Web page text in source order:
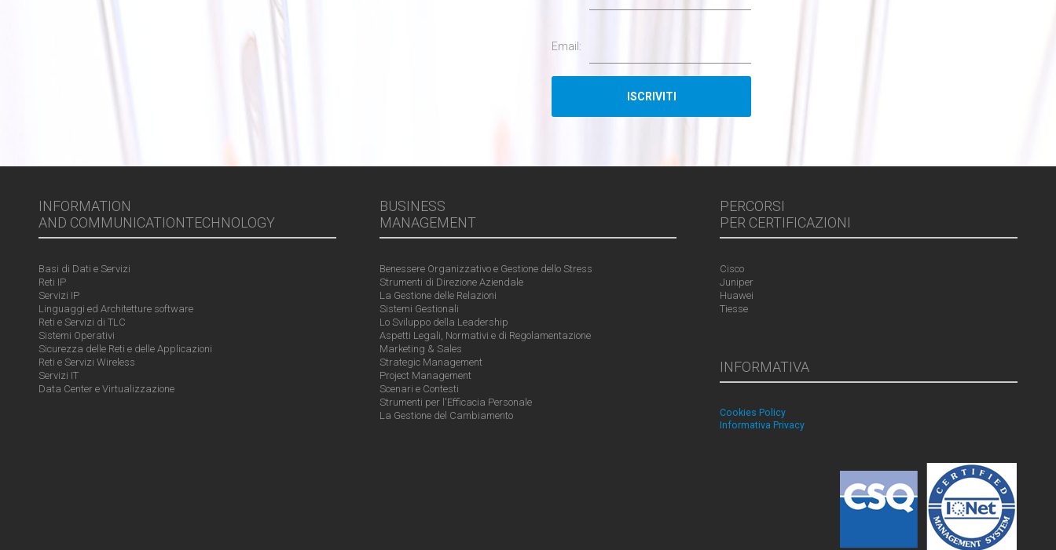
Email:
INFORMATION
AND COMMUNICATIONTECHNOLOGY
Basi di Dati e Servizi
Reti IP
Servizi IP
Linguaggi ed Architetture software
Reti e Servizi di TLC
Sistemi Operativi
Sicurezza delle Reti e delle Applicazioni
Reti e Servizi Wireless
Servizi IT
Data Center e Virtualizzazione
BUSINESS
MANAGEMENT
Benessere Organizzativo e Gestione dello Stress
Strumenti di Direzione Aziendale
La Gestione delle Relazioni
Sistemi Gestionali
Lo Sviluppo della Leadership
Aspetti Legali, Normativi e di Regolamentazione
Marketing & Sales
Strategic Management
Project Management
Scenari e Contesti
Strumenti per l'Efficacia Personale
La Gestione del Cambiamento
PERCORSI
PER CERTIFICAZIONI
Cisco
Juniper
Huawei
Tiesse
INFORMATIVA
Cookies Policy
Informativa Privacy